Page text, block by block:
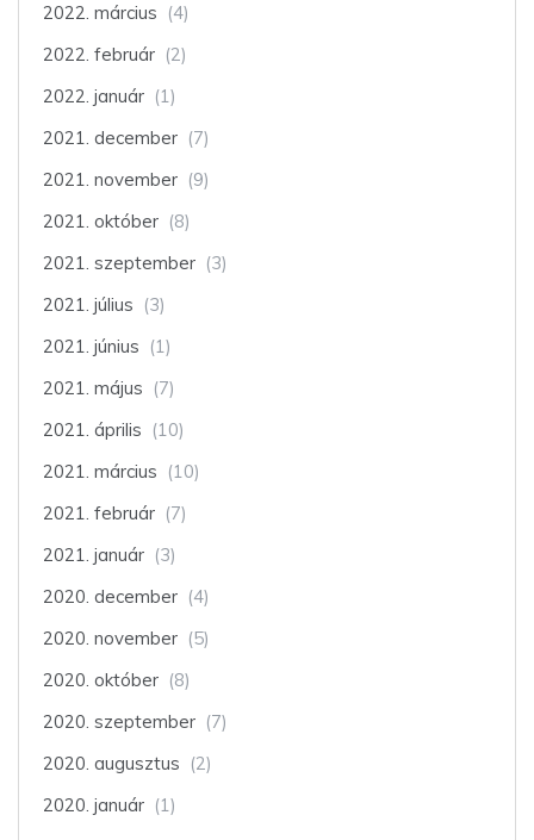
2022. március (4)
2022. február (2)
2022. január (1)
2021. december (7)
2021. november (9)
2021. október (8)
2021. szeptember (3)
2021. július (3)
2021. június (1)
2021. május (7)
2021. április (10)
2021. március (10)
2021. február (7)
2021. január (3)
2020. december (4)
2020. november (5)
2020. október (8)
2020. szeptember (7)
2020. augusztus (2)
2020. január (1)